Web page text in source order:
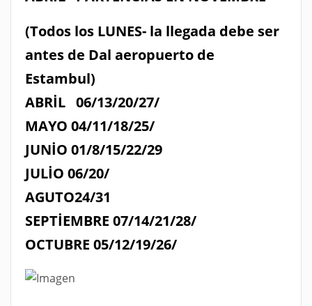
(Todos los LUNES- la llegada debe ser
antes de Dal aeropuerto de
Estambul)
ABRİL 06/13/20/27/
MAYO 04/11/18/25/
JUNİO 01/8/15/22/29
JULİO 06/20/
AGUTO24/31
SEPTİEMBRE 07/14/21/28/
OCTUBRE 05/12/19/26/